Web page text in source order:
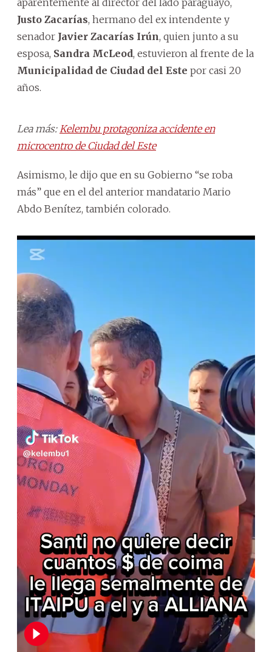
Justo Zacarías, hermano del ex intendente y
senador Javier Zacarías Irún, quien junto a su
esposa, Sandra McLeod, estuvieron al frente de la
Municipalidad de Ciudad del Este por casi 20
años.
Lea más: Kelembu protagoniza accidente en
microcentro de Ciudad del Este
Asimismo, le dijo que en su Gobierno “se roba
más” que en el del anterior mandatario Mario
Abdo Benítez, también colorado.